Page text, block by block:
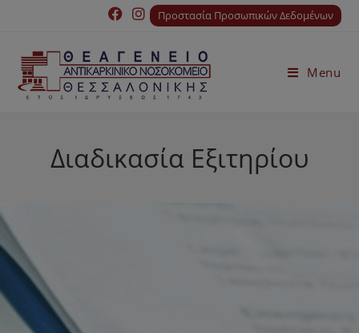
Προστασία Προσωπικών Δεδομένων
Menu
Διαδικασία Εξιτηρίου